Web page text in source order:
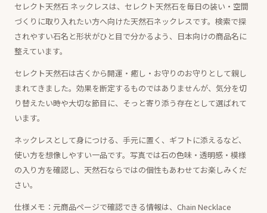
セレクト天然石 ネックレスは、セレクト天然石を毎日の装い・空間
づくりに取り入れたい方へ向けた天然石ネックレスです。検索で探
されやすい石名と形状がひと目で分かるよう、日本向けの商品名に
整えています。
セレクト天然石は古くから開運・癒し・お守りのお守りとして親し
まれてきました。効果を断定するものではありませんが、気分を切
り替えたい時や大切な節目に、そっと寄り添う存在として選ばれて
います。
ネックレスとして身につける、手元に置く、ギフトに添えるなど、
使い方を想像しやすい一品です。写真では石の色味・透明感・模様
の入り方を確認し、天然石ならではの個性もあわせてお楽しみくだ
さい。
仕様メモ：元商品ページで確認できる情報は、Chain Necklace